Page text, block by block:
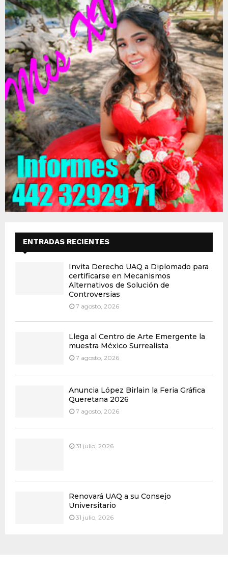
ENTRADAS RECIENTES
Invita Derecho UAQ a Diplomado para
certificarse en Mecanismos
Alternativos de Solución de
Controversias
7 agosto, 2026
Llega al Centro de Arte Emergente la
muestra México Surrealista
7 agosto, 2026
Anuncia López Birlain la Feria Gráfica
Queretana 2026
7 agosto, 2026
31 julio, 2026
Renovará UAQ a su Consejo
Universitario
31 julio, 2026